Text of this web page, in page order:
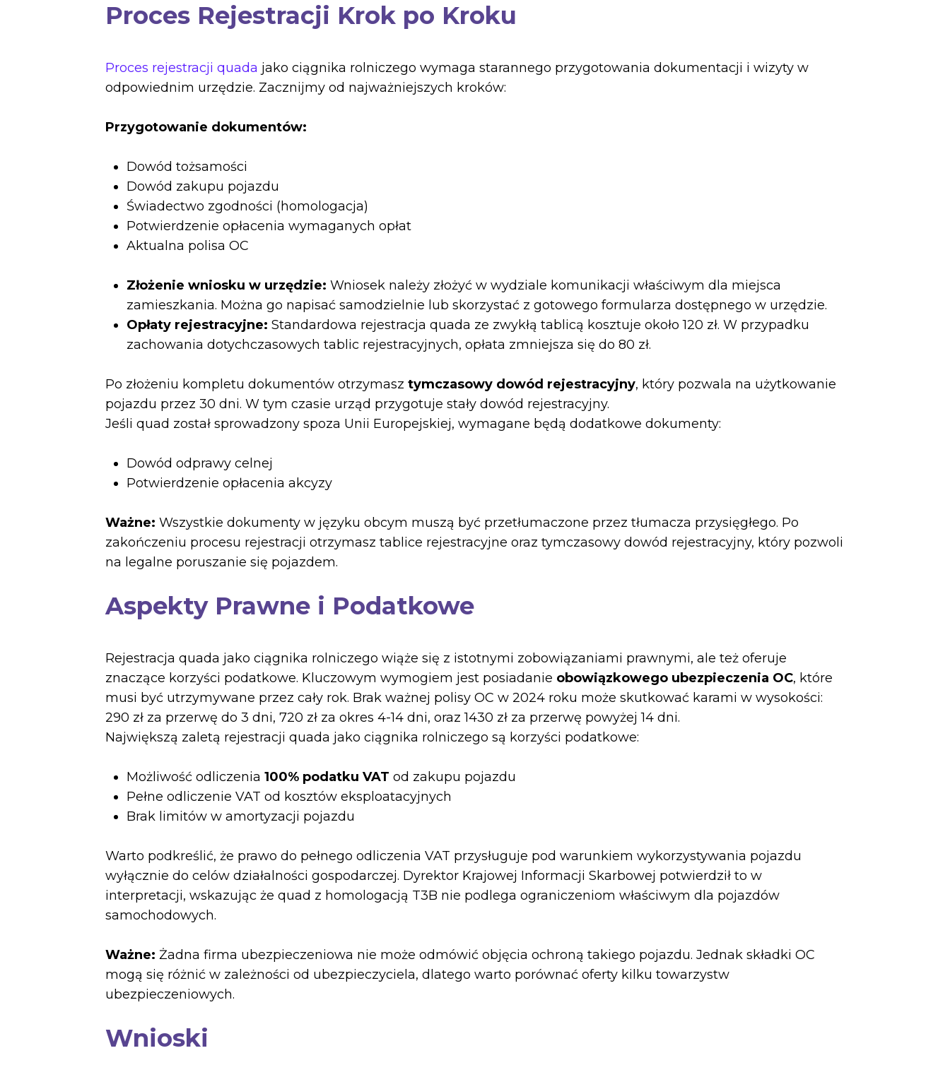
Proces Rejestracji Krok po Kroku
Proces rejestracji quada jako ciągnika rolniczego wymaga starannego przygotowania dokumentacji i wizyty w
odpowiednim urzędzie. Zacznijmy od najważniejszych kroków:
Przygotowanie dokumentów:
Dowód tożsamości
Dowód zakupu pojazdu
Świadectwo zgodności (homologacja)
Potwierdzenie opłacenia wymaganych opłat
Aktualna polisa OC
Złożenie wniosku w urzędzie: Wniosek należy złożyć w wydziale komunikacji właściwym dla miejsca
zamieszkania. Można go napisać samodzielnie lub skorzystać z gotowego formularza dostępnego w urzędzie.
Opłaty rejestracyjne: Standardowa rejestracja quada ze zwykłą tablicą kosztuje około 120 zł. W przypadku
zachowania dotychczasowych tablic rejestracyjnych, opłata zmniejsza się do 80 zł.
Po złożeniu kompletu dokumentów otrzymasz tymczasowy dowód rejestracyjny, który pozwala na użytkowanie
pojazdu przez 30 dni. W tym czasie urząd przygotuje stały dowód rejestracyjny.
Jeśli quad został sprowadzony spoza Unii Europejskiej, wymagane będą dodatkowe dokumenty:
Dowód odprawy celnej
Potwierdzenie opłacenia akcyzy
Ważne: Wszystkie dokumenty w języku obcym muszą być przetłumaczone przez tłumacza przysięgłego. Po
zakończeniu procesu rejestracji otrzymasz tablice rejestracyjne oraz tymczasowy dowód rejestracyjny, który pozwoli
na legalne poruszanie się pojazdem.
Aspekty Prawne i Podatkowe
Rejestracja quada jako ciągnika rolniczego wiąże się z istotnymi zobowiązaniami prawnymi, ale też oferuje
znaczące korzyści podatkowe. Kluczowym wymogiem jest posiadanie obowiązkowego ubezpieczenia OC, które
musi być utrzymywane przez cały rok. Brak ważnej polisy OC w 2024 roku może skutkować karami w wysokości:
290 zł za przerwę do 3 dni, 720 zł za okres 4-14 dni, oraz 1430 zł za przerwę powyżej 14 dni.
Największą zaletą rejestracji quada jako ciągnika rolniczego są korzyści podatkowe:
Możliwość odliczenia 100% podatku VAT od zakupu pojazdu
Pełne odliczenie VAT od kosztów eksploatacyjnych
Brak limitów w amortyzacji pojazdu
Warto podkreślić, że prawo do pełnego odliczenia VAT przysługuje pod warunkiem wykorzystywania pojazdu
wyłącznie do celów działalności gospodarczej. Dyrektor Krajowej Informacji Skarbowej potwierdził to w
interpretacji, wskazując że quad z homologacją T3B nie podlega ograniczeniom właściwym dla pojazdów
samochodowych.
Ważne: Żadna firma ubezpieczeniowa nie może odmówić objęcia ochroną takiego pojazdu. Jednak składki OC
mogą się różnić w zależności od ubezpieczyciela, dlatego warto porównać oferty kilku towarzystw
ubezpieczeniowych.
Wnioski